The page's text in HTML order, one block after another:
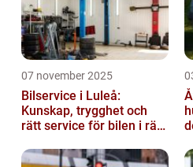
07 november 2025
Bilservice i Luleå:
Kunskap, trygghet och
rätt service för bilen i rätt